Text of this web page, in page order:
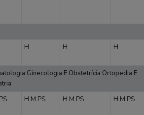
H H H
Ginecologia E Obstetrícia Ortopedia E
PS H M PS H M PS H M PS